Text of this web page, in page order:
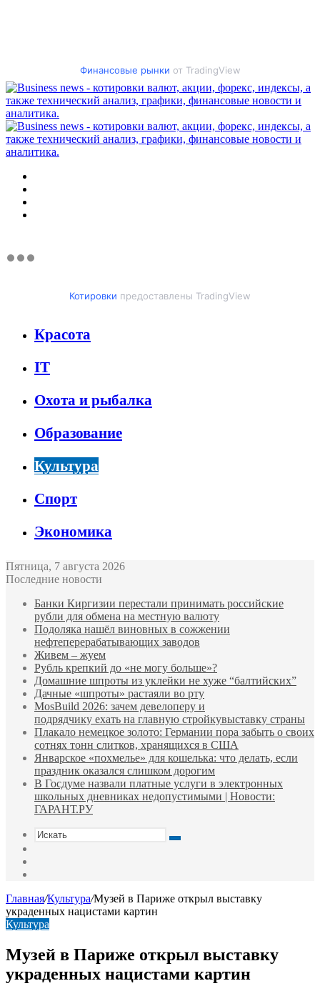
Финансовые рынки от TradingView
Котировки предоставлены TradingView
Красота
IT
Охота и рыбалка
Образование
Культура
Спорт
Экономика
Пятница, 7 августа 2026
Последние новости
Банки Киргизии перестали принимать российские
рубли для обмена на местную валюту
Подоляка нашёл виновных в сожжении
нефтеперерабатывающих заводов
Живем – жуем
Рубль крепкий до «не могу больше»?
Домашние шпроты из уклейки не хуже “балтийских”
Дачные «шпроты» растаяли во рту
MosBuild 2026: зачем девелоперу и
подрядчиĸу ехать на главную стройĸувыставĸу страны
Плакало немецкое золото: Германии пора забыть о своих
сотнях тонн слитков, хранящихся в США
Январское «похмелье» для кошелька: что делать, если
праздник оказался слишком дорогим
В Госдуме назвали платные услуги в электронных
школьных дневниках недопустимыми | Новости:
ГАРАНТ.РУ
Искать
Главная/Культура/Музей в Париже открыл выставку
украденных нацистами картин
Культура
Музей в Париже открыл выставку
украденных нацистами картин